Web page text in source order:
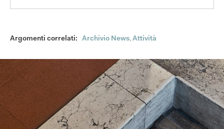
Argomenti correlati: Archivio News, Attività